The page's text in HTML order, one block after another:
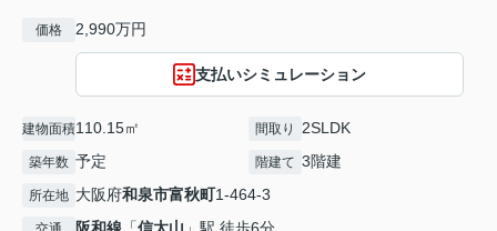
価格 2,990万円
支払いシミュレーション
建物面積110.15㎡ 間取り 2SLDK
築年数 予定 階建て 3階建
所在地 大阪府和泉市富秋町1-464-3